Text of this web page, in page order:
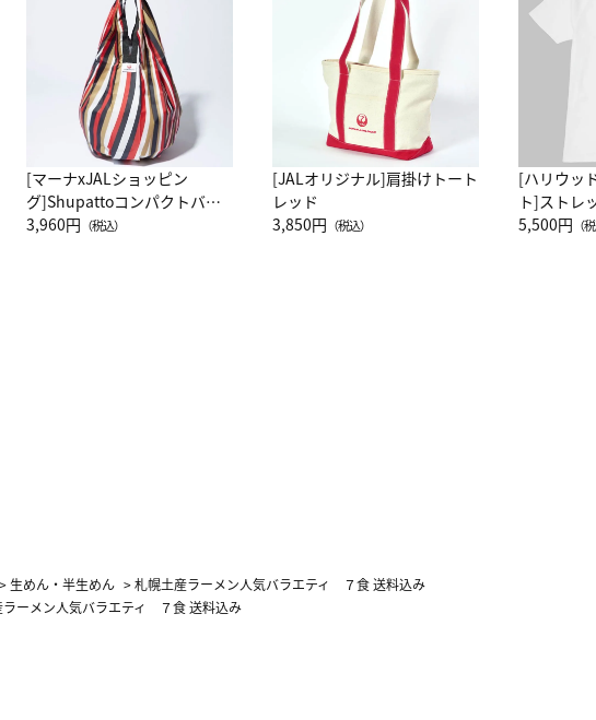
[マーナxJALショッピン
グ]Shupattoコンパクトバッ
グ Drop JAL客室乗務員
3,960円 （税込）
[JALオリジナル]肩掛けトート
レッド
3,850円 （税込）
[ハリウッ
ト]ストレ
ーネック
5,500円 （
> 生めん・半生めん >札幌土産ラーメン人気バラエティ ７食 送料込み
ラーメン人気バラエティ ７食 送料込み